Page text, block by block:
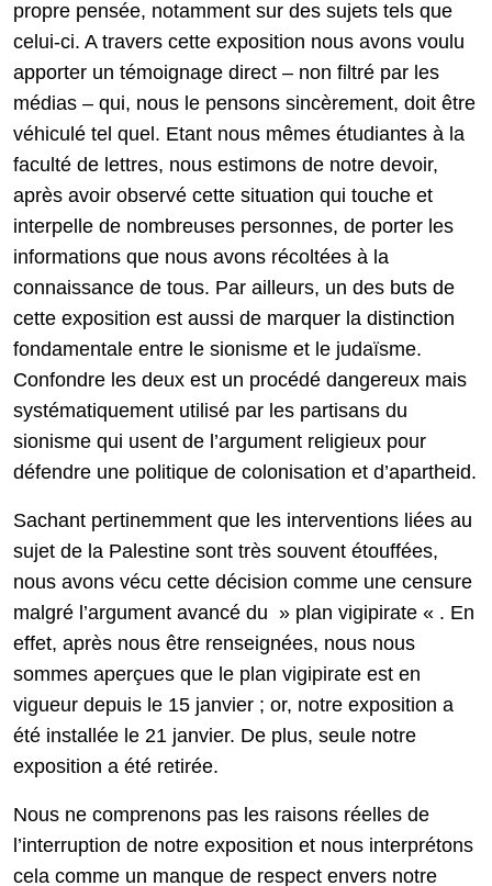
propre pensée, notamment sur des sujets tels que
celui-ci. A travers cette exposition nous avons voulu
apporter un témoignage direct – non filtré par les
médias – qui, nous le pensons sincèrement, doit être
véhiculé tel quel. Etant nous mêmes étudiantes à la
faculté de lettres, nous estimons de notre devoir,
après avoir observé cette situation qui touche et
interpelle de nombreuses personnes, de porter les
informations que nous avons récoltées à la
connaissance de tous. Par ailleurs, un des buts de
cette exposition est aussi de marquer la distinction
fondamentale entre le sionisme et le judaïsme.
Confondre les deux est un procédé dangereux mais
systématiquement utilisé par les partisans du
sionisme qui usent de l’argument religieux pour
défendre une politique de colonisation et d’apartheid.
Sachant pertinemment que les interventions liées au
sujet de la Palestine sont très souvent étouffées,
nous avons vécu cette décision comme une censure
malgré l’argument avancé du » plan vigipirate « . En
effet, après nous être renseignées, nous nous
sommes aperçues que le plan vigipirate est en
vigueur depuis le 15 janvier ; or, notre exposition a
été installée le 21 janvier. De plus, seule notre
exposition a été retirée.
Nous ne comprenons pas les raisons réelles de
l’interruption de notre exposition et nous interprétons
cela comme un manque de respect envers notre